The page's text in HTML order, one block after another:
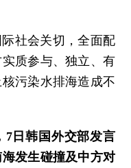
社会关切，全面配
质参与、独立、有
污染水排海造成不
7日韩国外交部发言
发生碰撞及中方对